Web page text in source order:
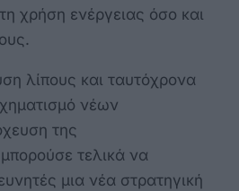
χρήση ενέργειας όσο και
λίπους και ταυτόχρονα
νέων
της
τελικά να
μια νέα στρατηγική